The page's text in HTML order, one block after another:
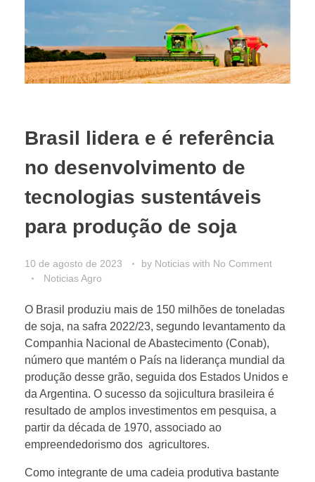
Brasil lidera e é referência
no desenvolvimento de
tecnologias sustentáveis
para produção de soja
10 de agosto de 2023 by Noticias with No Comment
Noticias Agro
O Brasil produziu mais de 150 milhões de toneladas
de soja, na safra 2022/23, segundo levantamento da
Companhia Nacional de Abastecimento (Conab),
número que mantém o País na liderança mundial da
produção desse grão, seguida dos Estados Unidos e
da Argentina. O sucesso da sojicultura brasileira é
resultado de amplos investimentos em pesquisa, a
partir da década de 1970, associado ao
empreendedorismo dos agricultores.
Como integrante de uma cadeia produtiva bastante